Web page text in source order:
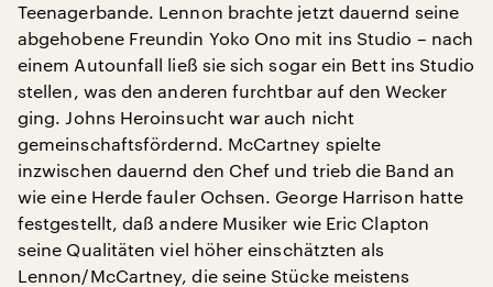
Teenagerbande. Lennon brachte jetzt dauernd seine
abgehobene Freundin Yoko Ono mit ins Studio – nach
einem Autounfall ließ sie sich sogar ein Bett ins Studio
stellen, was den anderen furchtbar auf den Wecker
ging. Johns Heroinsucht war auch nicht
gemeinschaftsfördernd. McCartney spielte
inzwischen dauernd den Chef und trieb die Band an
wie eine Herde fauler Ochsen. George Harrison hatte
festgestellt, daß andere Musiker wie Eric Clapton
seine Qualitäten viel höher einschätzten als
Lennon/McCartney, die seine Stücke meistens